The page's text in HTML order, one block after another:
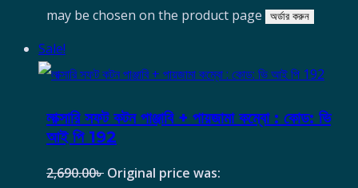
may be chosen on the product page
অর্ডার করুন
Sale!
লাক্সারি সফট কটন পাঞ্জাবি + পায়জামা কম্বো : কোড: ভি
আই পি 192
2,690.00৳ Original price was: